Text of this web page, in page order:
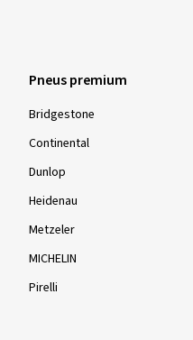
Pneus premium
Bridgestone
Continental
Dunlop
Heidenau
Metzeler
MICHELIN
Pirelli